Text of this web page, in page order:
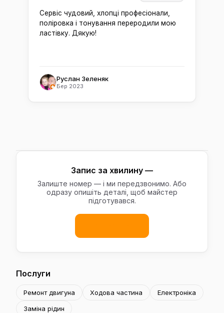
Сервіс чудовий, хлопці професіонали,
поліровка і тонування переродили мою
ластівку. Дякую!
Руслан Зеленяк
Бер 2023
Запис за хвилину —
Залиште номер — і ми передзвонимо. Або
одразу опишіть деталі, щоб майстер
підготувався.
Послуги
Ремонт двигуна Ходова частина
Електроніка
Заміна рідин